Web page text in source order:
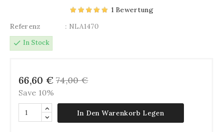
1 Bewertung
Referenz
: NLA1470
check In Stock
66,60 € 74,00 €
Save 10%
In Den Warenkorb Legen